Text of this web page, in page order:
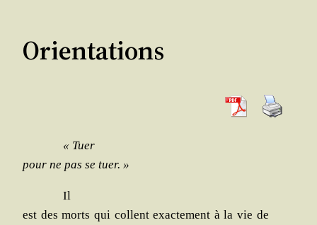
Orientations
« Tuer
pour ne pas se tuer. »
Il
est des morts qui collent exac­te­ment à la vie de